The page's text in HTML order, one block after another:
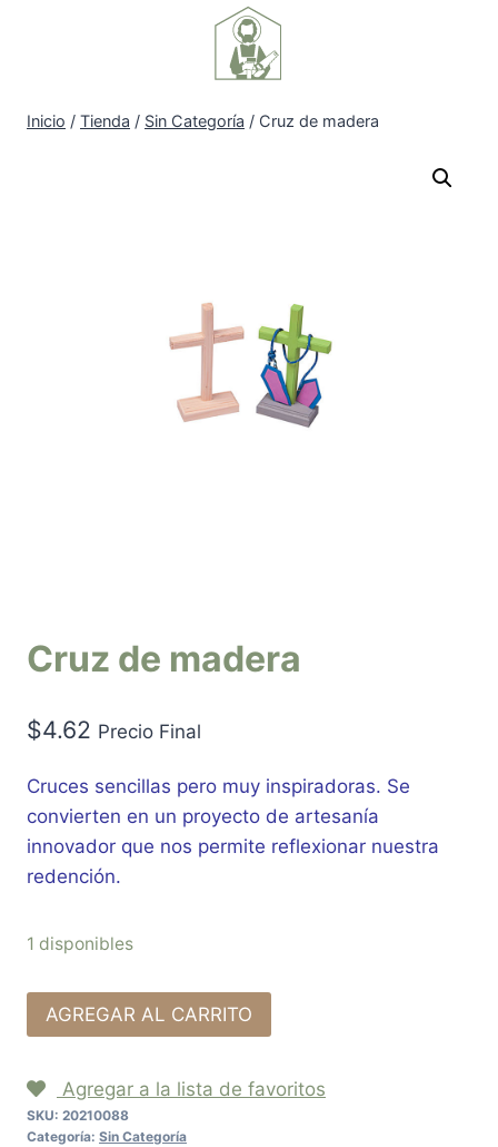
Inicio / Tienda / Sin Categoría / Cruz de madera
Cruz de madera
$4.62 Precio Final
Cruces sencillas pero muy inspiradoras. Se
convierten en un proyecto de artesanía
innovador que nos permite reflexionar nuestra
redención.
1 disponibles
AGREGAR AL CARRITO
Agregar a la lista de favoritos
SKU: 20210088
Categoría: Sin Categoría